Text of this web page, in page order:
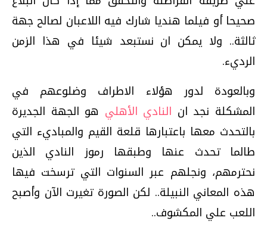
صحيحا أو فيلما هنديا شارك فيه اللاعبان لصالح جهة
ثالثة.. ولا يمكن ان نستبعد شيئا في هذا الزمن
الرديء.
وبالعودة لدور هؤلاء الاطراف وضلوعهم في
المشكلة نجد ان النادي الأهلي هو الجهة الجديرة
بالتحدث معها باعتبارها قلعة القيم والمباديء التي
طالما تحدث عنها وطبقها رموز النادي الذين
نحترمهم، ونجلهم عبر السنوات التي ترسخت فيها
هذه المعاني النبيلة.. لكن الصورة تغيرت الآن وأصبح
اللعب علي المكشوف..